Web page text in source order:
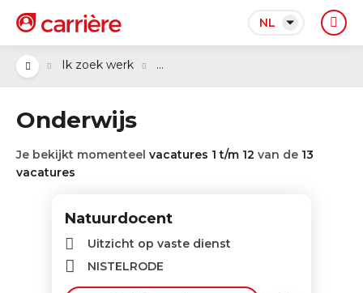
NL
Ik zoek werk ...
Onderwijs
Je bekijkt momenteel vacatures 1 t/m 12 van de 13
vacatures
Natuurdocent
Uitzicht op vaste dienst
NISTELRODE